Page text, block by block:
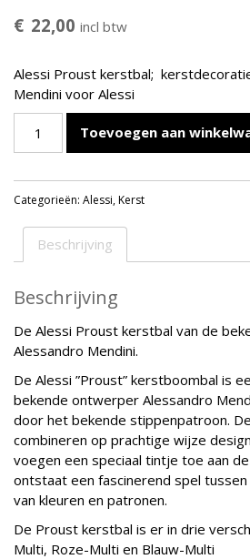
€ 22,00 incl btw
Alessi Proust kerstbal;
Mendini voor Alessi
PROUST
WIT
aantal
Toevoegen aan
Categorieën: Alessi,Kerst
Beschrijving
Beschrijving
De Alessi Proust kerstbal van de
Alessandro Mendini.
De Alessi ”Proust” kerstboombal is
bekende ontwerper Alessandro
door het bekende stippenpatroon.
combineren op prachtige wijze
voegen een speciaal tintje toe aan
ontstaat een fascinerend spel
van kleuren en patronen.
De Proust kerstbal is er in drie
Multi, Roze-Multi en Blauw-Multi